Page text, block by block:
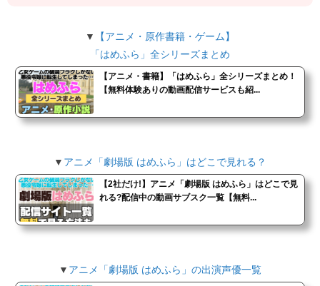
▼
【アニメ・原作書籍・ゲーム】
「はめふら」全シリーズまとめ
【アニメ・書籍】「はめふら」全シリーズまとめ！
【無料体験ありの動画配信サービスも紹...
▼ アニメ「劇場版 はめふら」はどこで見れる？
【2社だけ!】アニメ「劇場版 はめふら」はどこで見
れる?配信中の動画サブスク一覧【無料...
▼ アニメ「劇場版 はめふら」の出演声優一覧